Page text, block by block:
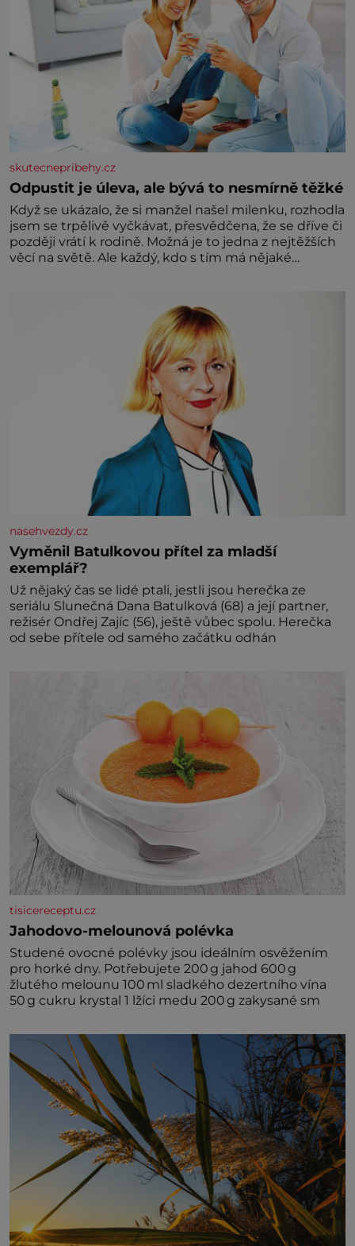
skutecnepribehy.cz
Odpustit je úleva, ale bývá to nesmírně těžké
Když se ukázalo, že si manžel našel milenku, rozhodla
jsem se trpělivě vyčkávat, přesvědčena, že se dříve či
později vrátí k rodině. Možná je to jedna z nejtěžších
věcí na světě. Ale každý, kdo s tím má nějaké
nasehvezdy.cz
Vyměnil Batulkovou přítel za mladší
exemplář?
Už nějaký čas se lidé ptali, jestli jsou herečka ze
seriálu Slunečná Dana Batulková (68) a její partner,
režisér Ondřej Zajíc (56), ještě vůbec spolu. Herečka
od sebe přítele od samého začátku odhán
tisicereceptu.cz
Jahodovo-melounová polévka
Studené ovocné polévky jsou ideálním osvěžením
pro horké dny. Potřebujete 200 g jahod 600 g
žlutého melounu 100 ml sladkého dezertního vína
50 g cukru krystal 1 lžíci medu 200 g zakysané sm